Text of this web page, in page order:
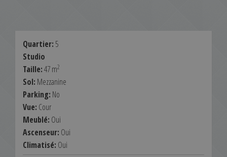
Quartier: 5
Studio
Taille:47 m2
Sol: Mezzanine
Parking: No
Vue: Cour
Meublé: Oui
Ascenseur: Oui
Climatisé: Oui